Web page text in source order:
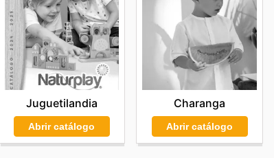
Juguetilandia
Abrir catálogo
Charanga
Abrir catálogo